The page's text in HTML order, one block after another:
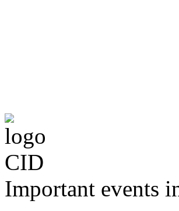
Important events